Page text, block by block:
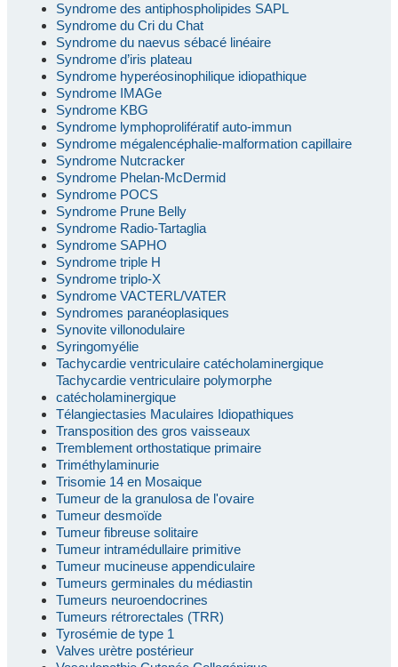
Syndrome des antiphospholipides SAPL
Syndrome du Cri du Chat
Syndrome du naevus sébacé linéaire
Syndrome d’iris plateau
Syndrome hyperéosinophilique idiopathique
Syndrome IMAGe
Syndrome KBG
Syndrome lymphoprolifératif auto-immun
Syndrome mégalencéphalie-malformation capillaire
Syndrome Nutcracker
Syndrome Phelan-McDermid
Syndrome POCS
Syndrome Prune Belly
Syndrome Radio-Tartaglia
Syndrome SAPHO
Syndrome triple H
Syndrome triplo-X
Syndrome VACTERL/VATER
Syndromes paranéoplasiques
Synovite villonodulaire
Syringomyélie
Tachycardie ventriculaire catécholaminergique
Tachycardie ventriculaire polymorphe
catécholaminergique
Télangiectasies Maculaires Idiopathiques
Transposition des gros vaisseaux
Tremblement orthostatique primaire
Triméthylaminurie
Trisomie 14 en Mosaique
Tumeur de la granulosa de l'ovaire
Tumeur desmoïde
Tumeur fibreuse solitaire
Tumeur intramédullaire primitive
Tumeur mucineuse appendiculaire
Tumeurs germinales du médiastin
Tumeurs neuroendocrines
Tumeurs rétrorectales (TRR)
Tyrosémie de type 1
Valves urètre postérieur